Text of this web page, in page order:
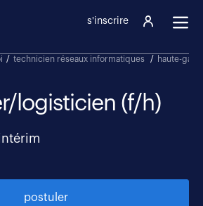
s'inscrire
/ technicien réseaux informatiques / haute-
logisticien (f/h)
postuler